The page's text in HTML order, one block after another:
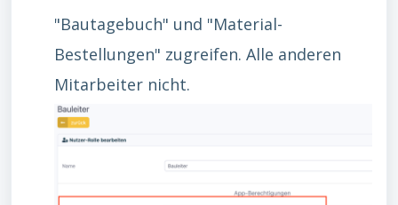
"Bautagebuch" und "Material-
Bestellungen" zugreifen. Alle anderen
Mitarbeiter nicht.